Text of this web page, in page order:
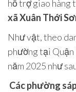
hỗ trợ giao hàng
xã Xuân Thới
Như vật, theo
phường tại‍ Quận
năm 2025 như
Các‍ phường‍